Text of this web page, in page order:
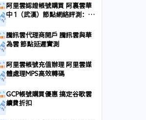
阿里雲認證帳號購買 阿裏雲華
中 1（武漢）節點網絡評測：九
騰訊雲代理商開戶 騰訊雲與華
為雲 節點延遲實測
阿里雲帳號充值辦理 阿里雲媒
體處理MPS高效轉碼
GCP帳號購買優惠 搞定谷歌雲
續費折扣